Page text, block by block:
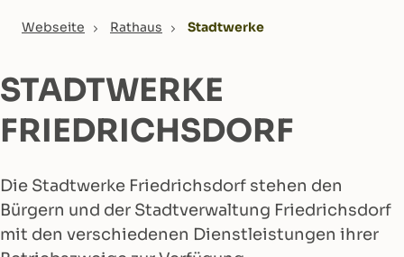
You are here:
Webseite Rathaus Stadtwerke
STADTWERKE
FRIEDRICHSDORF
Die Stadtwerke Friedrichsdorf stehen den
Bürgern und der Stadtverwaltung Friedrichsdorf
mit den verschiedenen Dienstleistungen ihrer